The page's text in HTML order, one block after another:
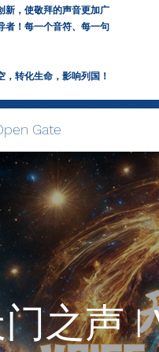
新，使敬拜的声音更加广
者！每一个音符、每一句
转化生命，影响列国！
Gate
之声 |